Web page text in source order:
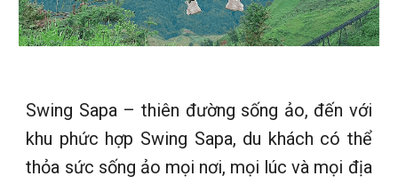
Swing Sapa – thiên đường sống ảo, đến với
khu phức hợp Swing Sapa, du khách có thể
thỏa sức sống ảo mọi nơi, mọi lúc và mọi địa